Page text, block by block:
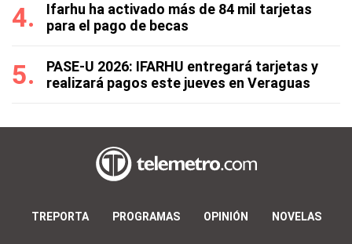
Ifarhu ha activado más de 84 mil tarjetas
para el pago de becas
PASE-U 2026: IFARHU entregará tarjetas y
realizará pagos este jueves en Veraguas
TREPORTA PROGRAMAS OPINIÓN NOVELAS